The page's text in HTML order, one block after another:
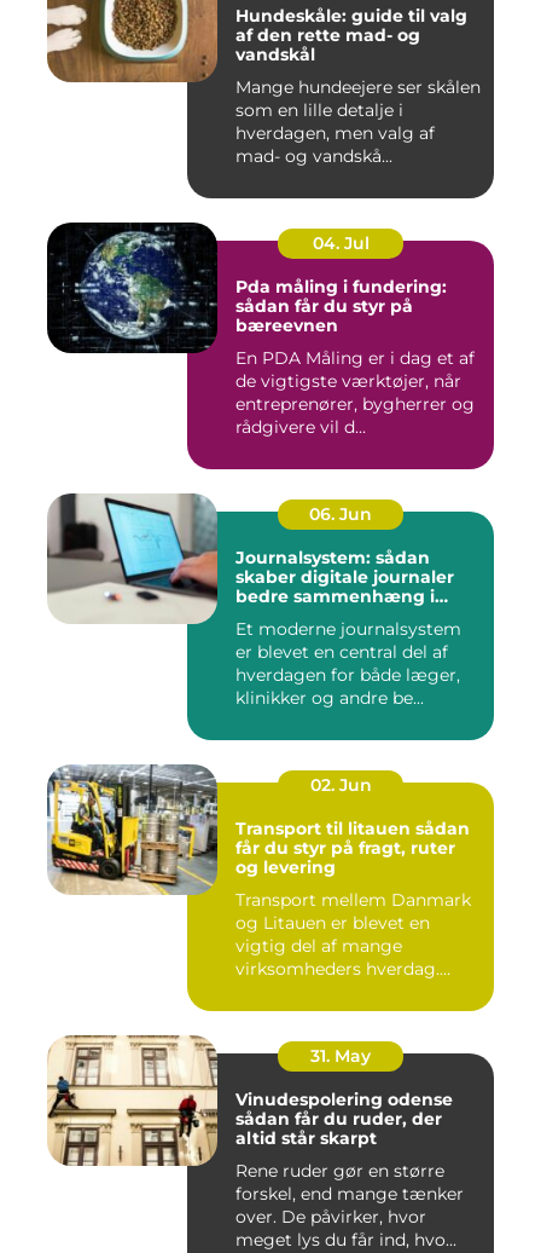
Hundeskåle: guide til valg
af den rette mad- og
vandskål
Mange hundeejere ser skålen
som en lille detalje i
hverdagen, men valg af
mad- og vandskå...
04. Jul
Pda måling i fundering:
sådan får du styr på
bæreevnen
En PDA Måling er i dag et af
de vigtigste værktøjer, når
entreprenører, bygherrer og
rådgivere vil d...
06. Jun
Journalsystem: sådan
skaber digitale journaler
bedre sammenhæng i
Et moderne journalsystem
er blevet en central del af
hverdagen for både læger,
klinikker og andre be...
02. Jun
Transport til litauen sådan
får du styr på fragt, ruter
og levering
Transport mellem Danmark
og Litauen er blevet en
vigtig del af mange
virksomheders hverdag.
31. May
Vinudespolering odense
sådan får du ruder, der
altid står skarpt
Rene ruder gør en større
forskel, end mange tænker
over. De påvirker, hvor
meget lys du får ind, hvo...